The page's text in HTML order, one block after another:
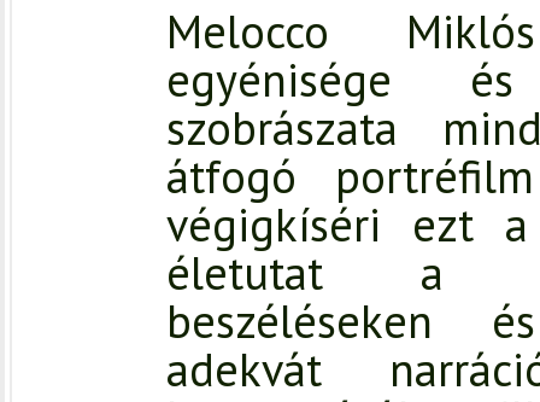
Melocco
egyénisége
szobrászata
átfogó
végigkíséri ezt
életutat a
beszéléseken
adekvát